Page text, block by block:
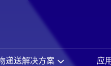
递送解决方案 应